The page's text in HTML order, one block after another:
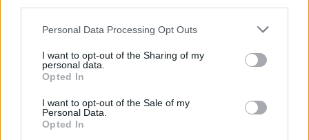
Please note that this website/app uses one or more Google
not limited to your visit or usage behaviour. You may click to
grant or deny consent to Google and its third-party tags to
use your data for below specified purposes in below Google
consent section.
Personal Data Processing Opt Outs
I want to opt-out of the Sharing of my
personal data.
Opted In
I want to opt-out of the Sale of my
Personal Data.
Opted In
Με Γιόκιτς, Πορζίνγκις,
Σαμπόνις και Σάριτς το Rising
Stars Challenge
Πορζίνγκις, Σαμπόνις και Σαμπόνις,